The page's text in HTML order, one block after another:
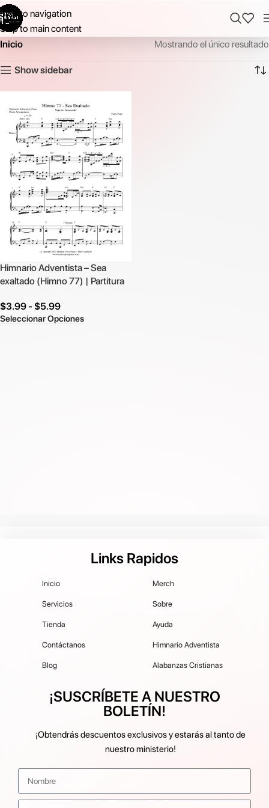
Skip to navigation
Skip to main content
Inicio
Mostrando el único resultado
Show sidebar
Himnario Adventista – Sea
exaltado (Himno 77) | Partitura
$3.99 - $5.99
Seleccionar Opciones
Links Rapidos
Inicio
Servicios
Tienda
Contáctanos
Blog
Merch
Sobre
Ayuda
Himnario Adventista
Alabanzas Cristianas
¡SUSCRÍBETE A NUESTRO
BOLETÍN!
¡Obtendrás descuentos exclusivos y estarás al tanto de
nuestro ministerio!